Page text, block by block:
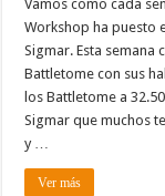
Vamos como cada
Workshop ha puesto
Sigmar. Esta semana
Battletome con sus
los Battletome a
Sigmar que muchos
y …
Ver más